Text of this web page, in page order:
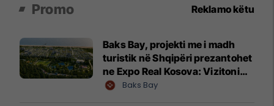
Promo Reklamo këtu
Baks Bay, projekti me i madh
turistik në Shqipëri prezantohet
ne Expo Real Kosova: Vizitoni
shtandin dhe zbuloni
Baks Bay